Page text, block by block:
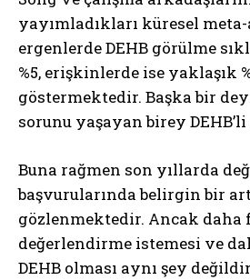
yayımladıkları küresel
ergenlerde DEHB görülme
%5, erişkinlerde ise yaklaşık
göstermektedir. Başka bir
sorunu yaşayan birey
Buna rağmen son yıllarda
başvurularında belirgin bir
gözlenmektedir. Ancak daha
değerlendirme istemesi ve
DEHB olması aynı şey